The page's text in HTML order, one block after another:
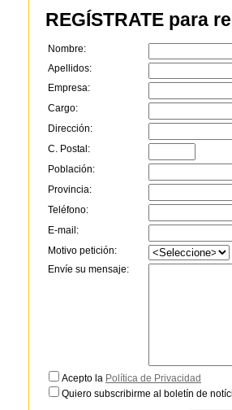
REGÍSTRATE para
Nombre:
Apellidos:
Empresa:
Cargo:
Dirección:
C. Postal:
Población:
Provincia:
Teléfono:
E-mail:
Motivo petición:
Envíe su mensaje:
Acepto la Política de Privacidad
Quiero subscribirme al boletín de